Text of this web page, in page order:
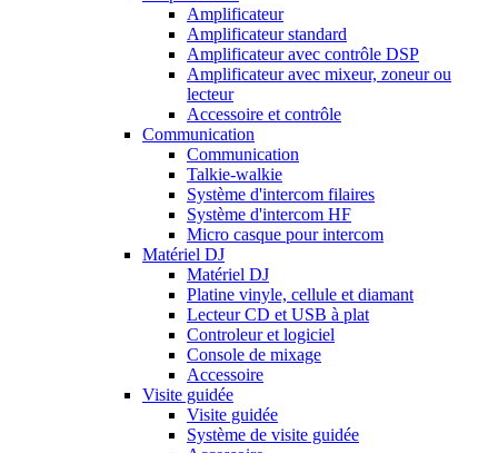
Amplificateur
Amplificateur standard
Amplificateur avec contrôle DSP
Amplificateur avec mixeur, zoneur ou
lecteur
Accessoire et contrôle
Communication
Communication
Talkie-walkie
Système d'intercom filaires
Système d'intercom HF
Micro casque pour intercom
Matériel DJ
Matériel DJ
Platine vinyle, cellule et diamant
Lecteur CD et USB à plat
Controleur et logiciel
Console de mixage
Accessoire
Visite guidée
Visite guidée
Système de visite guidée